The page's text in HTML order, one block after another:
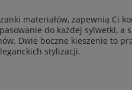
materiałów, zapewnią Ci
do każdej sylwetki, a
Dwie boczne kieszenie to
stylizacji.